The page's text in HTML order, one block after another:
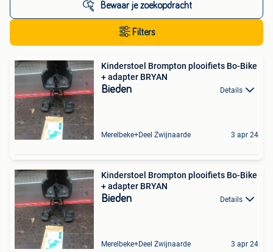
Bewaar je zoekopdracht
Filters
Kinderstoel Brompton plooifiets Bo-Bike
+ adapter BRYAN
Bieden Details
Merelbeke+Deel Zwijnaarde 3 apr 24
Kinderstoel Brompton plooifiets Bo-Bike
+ adapter BRYAN
Bieden Details
Merelbeke+Deel Zwijnaarde 3 apr 24